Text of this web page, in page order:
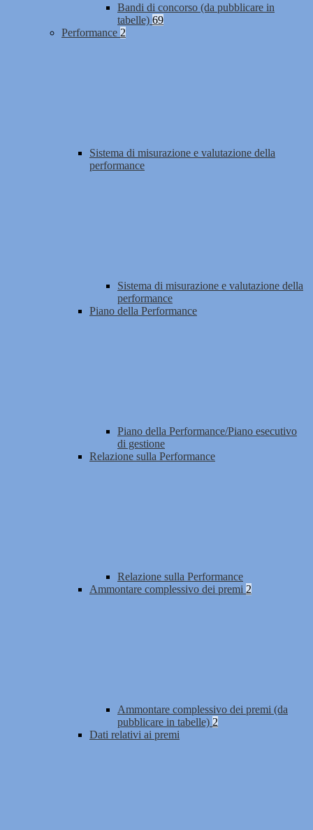
Bandi di concorso (da pubblicare in
tabelle) 69
Performance 2
Sistema di misurazione e valutazione della
performance
Sistema di misurazione e valutazione della
performance
Piano della Performance
Piano della Performance/Piano esecutivo
di gestione
Relazione sulla Performance
Relazione sulla Performance
Ammontare complessivo dei premi 2
Ammontare complessivo dei premi (da
pubblicare in tabelle) 2
Dati relativi ai premi